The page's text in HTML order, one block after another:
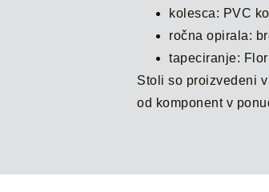
kolesca: PVC
ročna opirala:
tapeciranje:
Stoli so proizvedeni
od komponent v